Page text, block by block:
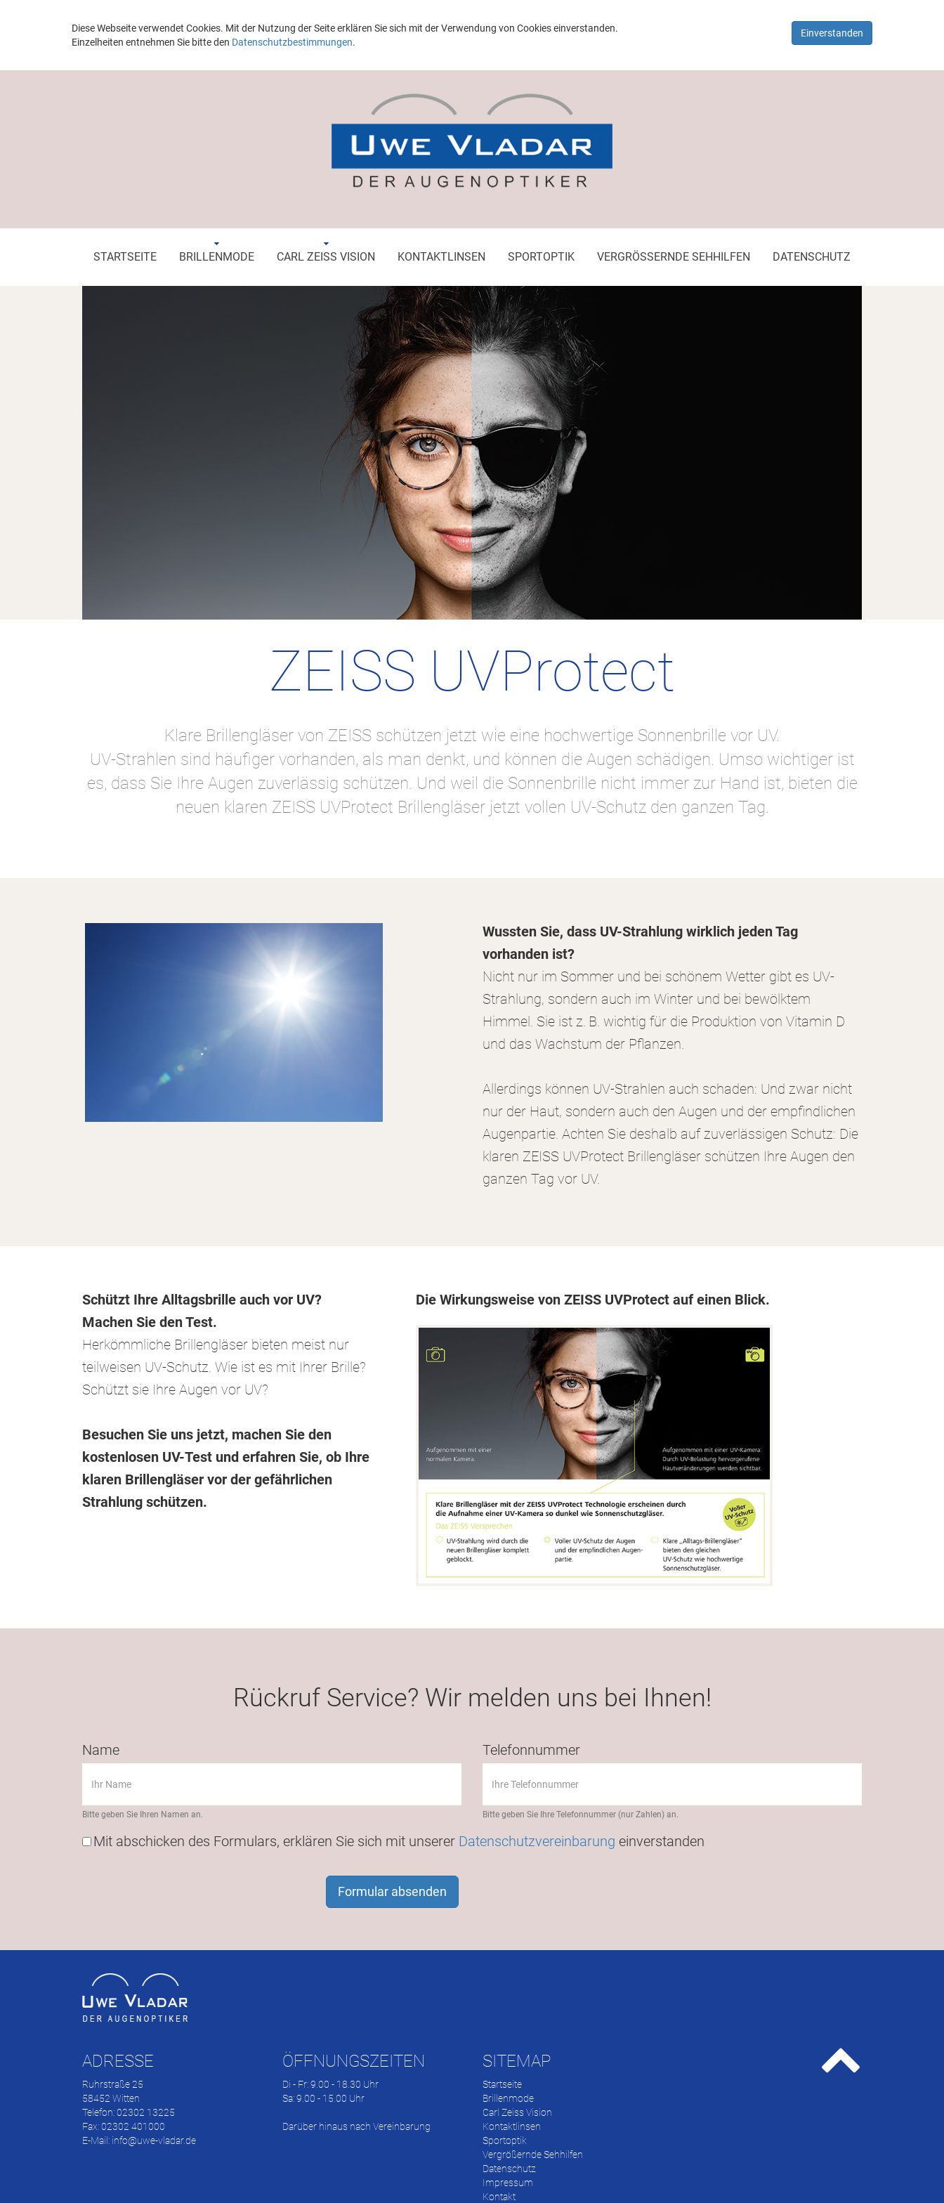
Diese Webseite verwendet Cookies. Mit der Nutzung der Seite erklären Sie sich mit der Verwendung von Cookies einverstanden.
Einzelheiten entnehmen Sie bitte den Datenschutzbestimmungen.
Einverstanden
STARTSEITE BRILLENMODE CARL ZEISS VISION KONTAKTLINSEN SPORTOPTIK VERGRÖSSERNDE SEHHILFEN DATENSCHUTZ
ZEISS UVProtect
Klare Brillengläser von ZEISS schützen jetzt wie eine hochwertige Sonnenbrille vor UV.
UV-Strahlen sind häufiger vorhanden, als man denkt, und können die Augen schädigen. Umso wichtiger ist
es, dass Sie Ihre Augen zuverlässig schützen. Und weil die Sonnenbrille nicht immer zur Hand ist, bieten die
neuen klaren ZEISS UVProtect Brillengläser jetzt vollen UV-Schutz den ganzen Tag.
Wussten Sie, dass UV-Strahlung wirklich jeden Tag
vorhanden ist?
Nicht nur im Sommer und bei schönem Wetter gibt es UV-
Strahlung, sondern auch im Winter und bei bewölktem
Himmel. Sie ist z. B. wichtig für die Produktion von Vitamin D
und das Wachstum der Pflanzen.
Allerdings können UV-Strahlen auch schaden: Und zwar nicht
nur der Haut, sondern auch den Augen und der empfindlichen
Augenpartie. Achten Sie deshalb auf zuverlässigen Schutz: Die
klaren ZEISS UVProtect Brillengläser schützen Ihre Augen den
ganzen Tag vor UV.
Schützt Ihre Alltagsbrille auch vor UV?
Machen Sie den Test.
Herkömmliche Brillengläser bieten meist nur
teilweisen UV-Schutz. Wie ist es mit Ihrer Brille?
Schützt sie Ihre Augen vor UV?
Besuchen Sie uns jetzt, machen Sie den
kostenlosen UV-Test und erfahren Sie, ob Ihre
klaren Brillengläser vor der gefährlichen
Strahlung schützen.
Die Wirkungsweise von ZEISS UVProtect auf einen Blick.
Rückruf Service? Wir melden uns bei Ihnen!
Name
Bitte geben Sie Ihren Namen an.
Telefonnummer
Bitte geben Sie Ihre Telefonnummer (nur Zahlen) an.
Mit abschicken des Formulars, erklären Sie sich mit unserer Datenschutzvereinbarung einverstanden
Formular absenden
ADRESSE
Ruhrstraße 25
58452 Witten
Telefon: 02302 13225
Fax: 02302 401000
E-Mail: info@uwe-vladar.de
ÖFFNUNGSZEITEN
Di - Fr: 9.00 - 18.30 Uhr
Sa: 9.00 - 15.00 Uhr
Darüber hinaus nach Vereinbarung
SITEMAP
Startseite
Brillenmode
Carl Zeiss Vision
Kontaktlinsen
Sportoptik
Vergrößernde Sehhilfen
Datenschutz
Impressum
Kontakt